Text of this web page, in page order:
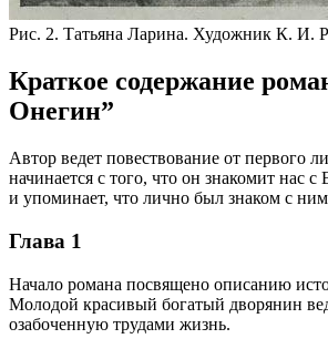
Рис. 2. Татьяна Ларина. Художник К. И.
Краткое содержание
Онегин”
Автор ведет повествование от первого
начинается с того, что он знакомит нас
и упоминает, что лично был знаком с
Глава 1
Начало романа посвящено описанию
Молодой красивый богатый дворянин
озабоченную трудами жизнь.